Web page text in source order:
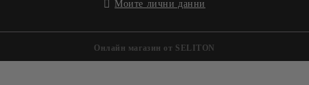
Моите лични данни
Онлайн магазин от SELITON